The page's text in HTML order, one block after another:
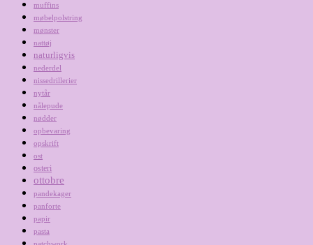
muffins
møbelpolstring
mønster
nattøj
naturligvis
nederdel
nissedrillerier
nytår
nålepude
nødder
opbevaring
opskrift
ost
osteri
ottobre
pandekager
panforte
papir
pasta